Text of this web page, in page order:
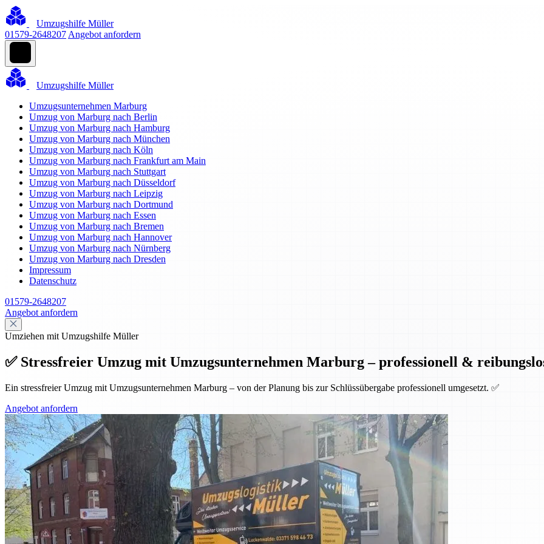
Umzugshilfe Müller
01579-2648207 Angebot anfordern
Umzugshilfe Müller
Umzugsunternehmen Marburg
Umzug von Marburg nach Berlin
Umzug von Marburg nach Hamburg
Umzug von Marburg nach München
Umzug von Marburg nach Köln
Umzug von Marburg nach Frankfurt am Main
Umzug von Marburg nach Stuttgart
Umzug von Marburg nach Düsseldorf
Umzug von Marburg nach Leipzig
Umzug von Marburg nach Dortmund
Umzug von Marburg nach Essen
Umzug von Marburg nach Bremen
Umzug von Marburg nach Hannover
Umzug von Marburg nach Nürnberg
Umzug von Marburg nach Dresden
Impressum
Datenschutz
01579-2648207
Angebot anfordern
Umziehen mit Umzugshilfe Müller
✅ Stressfreier Umzug mit Umzugsunternehmen Marburg – professionell &
Ein stressfreier Umzug mit Umzugsunternehmen Marburg – von der Planung bis zur Schlüssübergabe professionell umgesetzt. ✅
Angebot anfordern